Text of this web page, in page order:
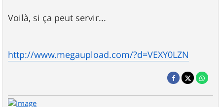
Voilà, si ça peut servir...
http://www.megaupload.com/?d=VEXY0LZN